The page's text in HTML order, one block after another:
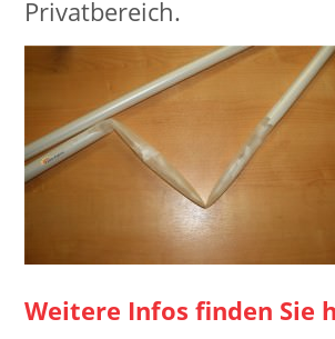
Privatbereich.
Weitere Infos finden Sie